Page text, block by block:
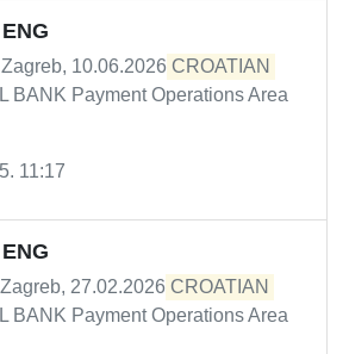
10.06.2026 CROATIAN
BANK Payment Operations Area
11:17
27.02.2026 CROATIAN
BANK Payment Operations Area